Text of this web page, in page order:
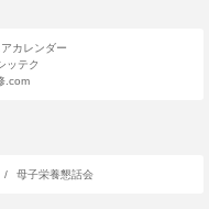
カレンダー
ッテク
.com
/ 母子栄養懇話会